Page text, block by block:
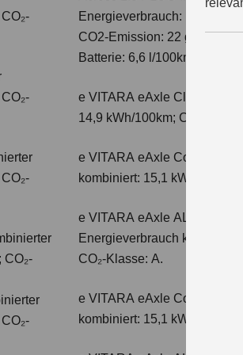
CO₂-
Energieverbrauch: 17,1kWh/
CO2-Emission: 22 g/km;
Batterie: 6,6 l/100km; CO2-
e VITARA eAxle Club (49
14,9 kWh/100km; CO₂-
e VITARA eAxle Comfort (61
kombiniert: 15,1 kWh/
e VITARA eAxle ALLGRIP-e
Energieverbrauch
CO₂-Klasse: A.
e VITARA eAxle Comfort+
kombiniert: 15,1 kWh/